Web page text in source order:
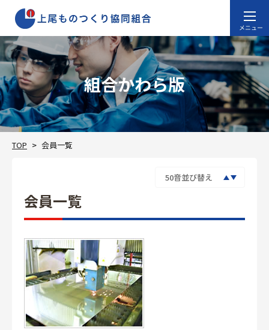
組合かわら版
TOP 会員一覧
会員一覧